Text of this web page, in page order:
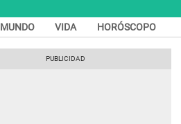
MUNDO VIDA HORÓSCOPO